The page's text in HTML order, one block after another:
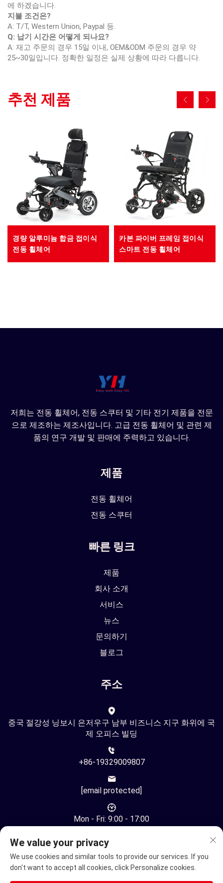
에 하겠습니다.
지불 조건은?
A: T/T, Western Union, Paypal 등.
Q: 납기 시간은 어떻게 되나요?
A: 재고 주문의 경우 15일 이내, OEM&ODM 주문의 경우 약
25~30일입니다. 정확한 일정은 실제 상황에 따라 다릅니다.
추천 제품
경량 알루미늄 합금 접이식
전동 휠체어
카본 파이버 프레임 접이식
스마트 전동 휠체어
저희는 전동 휠체어, 전동 스쿠터 및 기타 전기 제품을 전문
으로 제조하는 제조사입니다. 고급 전동 휠체어 및 관련 제
품의 연구 개발 및 판매에 주력하고 있습니다.
제품
전동 휠체어
전동 스쿠터
빠른 링크
제품
회사 소개
서비스
뉴스
문의하기
블로그
주소
중국 절강성 닝보시 은저우구 남부 비즈니스 지구 화위에 국
제 오피스 빌딩
+86-19329009807
[email protected]
Mon - Fri: 9:00 - 17:00
We value your privacy
We use cookies and similar tools to provide our services. If you
don't want to accept all cookies, click Personalize cookies.